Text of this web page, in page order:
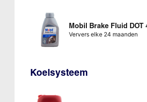
Mobil Brake Fluid DOT
Ververs elke 24 maanden
Koelsysteem